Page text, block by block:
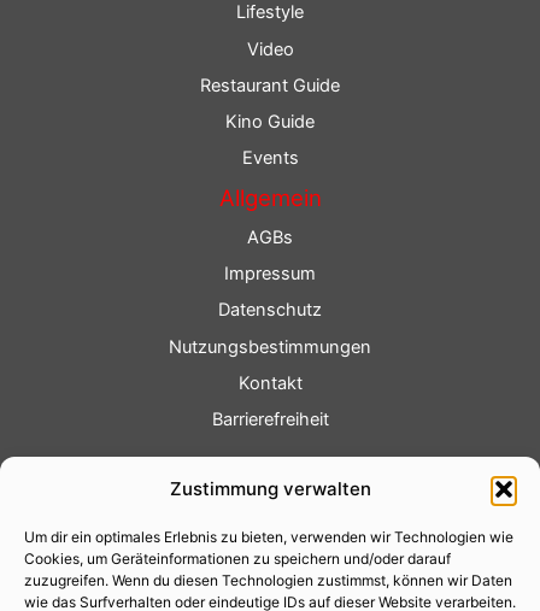
Zustimmung verwalten
Um dir ein optimales Erlebnis zu bieten, verwenden wir Technologien wie
Cookies, um Geräteinformationen zu speichern und/oder darauf
zuzugreifen. Wenn du diesen Technologien zustimmst, können wir Daten
wie das Surfverhalten oder eindeutige IDs auf dieser Website verarbeiten.
Lifestyle
Video
Restaurant Guide
Kino Guide
Events
Allgemein
AGBs
Impressum
Datenschutz
Nutzungsbestimmungen
Kontakt
Barrierefreiheit
Fotoservice
Videoservice
Werbung